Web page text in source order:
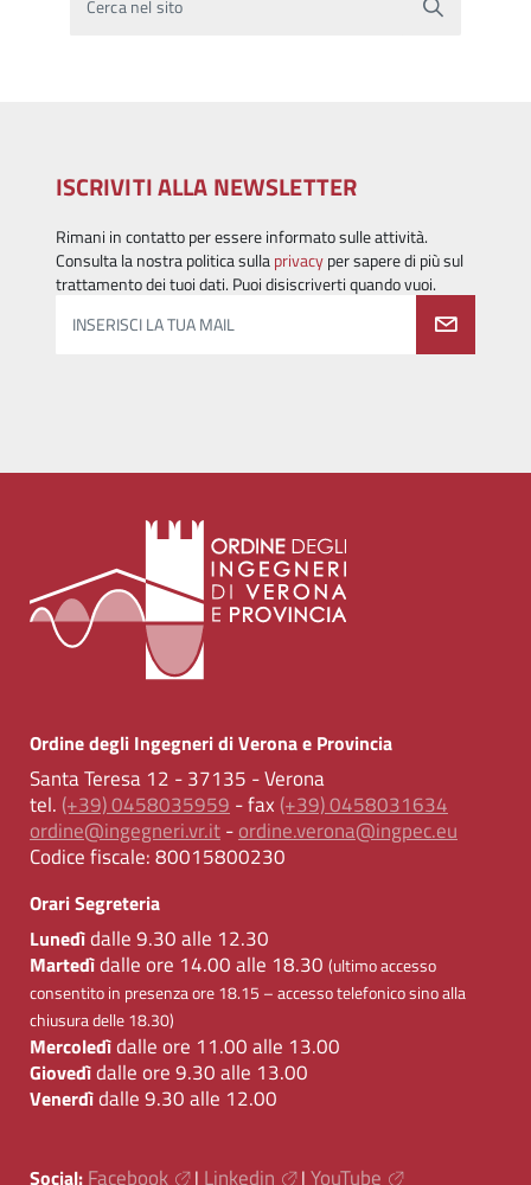
Cerca nel sito
ISCRIVITI ALLA NEWSLETTER
Rimani in contatto per essere informato sulle attività.
Consulta la nostra politica sullaprivacyper sapere di più sul
trattamento dei tuoi dati. Puoi disiscriverti quando vuoi.
INSERISCI LA TUA MAIL
Ordine degli Ingegneri di Verona e Provincia
Santa Teresa 12 - 37135 - Verona
tel. (+39) 0458035959 - fax (+39) 0458031634
ordine@ingegneri.vr.it-ordine.verona@ingpec.eu
Codice fiscale:80015800230
Orari Segreteria
Lunedìdalle 9.30 alle 12.30
Martedìdalle ore 14.00 alle 18.30 (ultimo accesso
consentito in presenza ore 18.15 – accesso telefonico sino alla
chiusura delle 18.30)
Mercoledìdalle ore 11.00 alle 13.00
Giovedìdalle ore 9.30 alle 13.00
Venerdìdalle 9.30 alle 12.00
Social: Facebook | Linkedin | YouTube